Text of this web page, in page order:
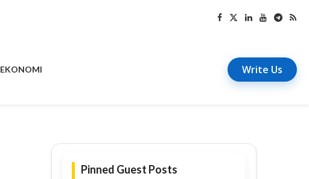
EKONOMI Write Us
Pinned Guest Posts